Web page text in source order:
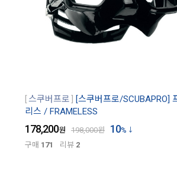
스쿠버프로
[스쿠버프로/SCUBAPRO]
리스 / FRAMELESS
178,200원 198,000원 10%
구매 171 리뷰 2